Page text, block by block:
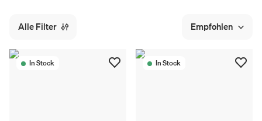
Alle Filter Empfohlen
In Stock In Stock